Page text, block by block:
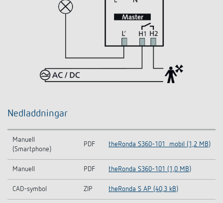
Nedladdningar
Manuell
(Smartphone)
PDF theRonda S360-101_mobil (1,2 MB)
Manuell PDF theRonda S360-101 (1,0 MB)
CAD-symbol ZIP theRonda S AP (40,3 kB)